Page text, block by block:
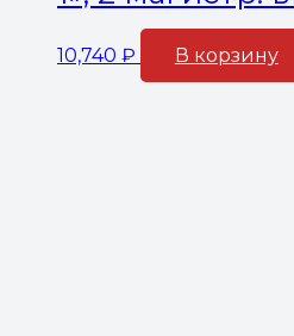
10,740 ₽ В корзину